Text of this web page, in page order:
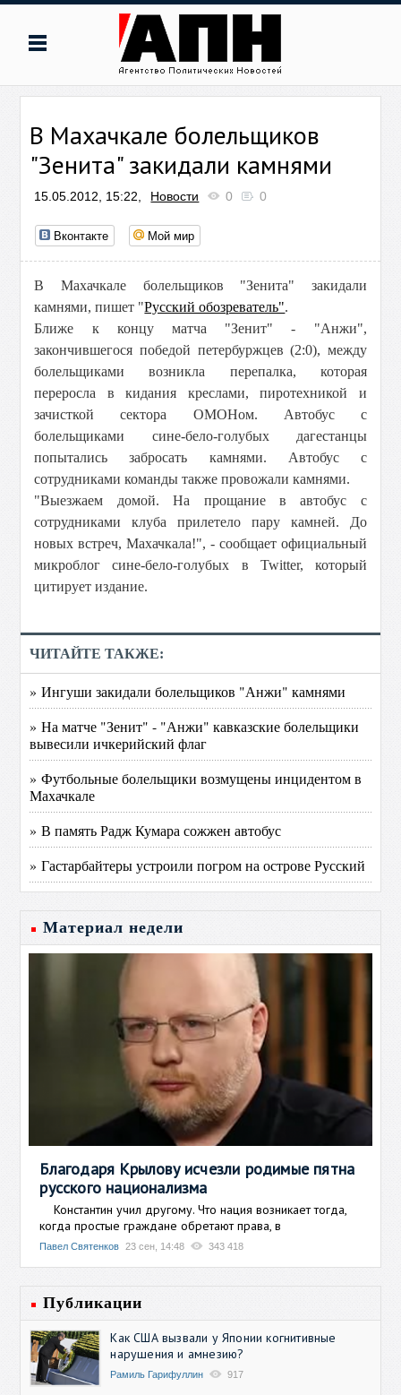
В Махачкале болельщиков
"Зенита" закидали камнями
15.05.2012, 15:22, Новости 0 0
Вконтакте Мой мир
В Махачкале болельщиков "Зенита" закидали
камнями, пишет "Русский обозреватель".
Ближе к концу матча "Зенит" - "Анжи",
закончившегося победой петербуржцев (2:0), между
болельщиками возникла перепалка, которая
переросла в кидания креслами, пиротехникой и
зачисткой сектора ОМОНом. Автобус с
болельщиками сине-бело-голубых дагестанцы
попытались забросать камнями. Автобус с
сотрудниками команды также провожали камнями.
"Выезжаем домой. На прощание в автобус с
сотрудниками клуба прилетело пару камней. До
новых встреч, Махачкала!", - сообщает официальный
микроблог сине-бело-голубых в Twitter, который
цитирует издание.
ЧИТАЙТЕ ТАКЖЕ:
» Ингуши закидали болельщиков "Анжи" камнями
» На матче "Зенит" - "Анжи" кавказские болельщики
вывесили ичкерийский флаг
» Футбольные болельщики возмущены инцидентом в
Махачкале
» В память Радж Кумара сожжен автобус
» Гастарбайтеры устроили погром на острове Русский
Материал недели
Благодаря Крылову исчезли родимые пятна
русского национализма
Константин учил другому. Что нация возникает тогда,
когда простые граждане обретают права, в
Павел Святенков 23 сен, 14:48 343 418
Публикации
Как США вызвали у Японии когнитивные
нарушения и амнезию?
Рамиль Гарифуллин 917